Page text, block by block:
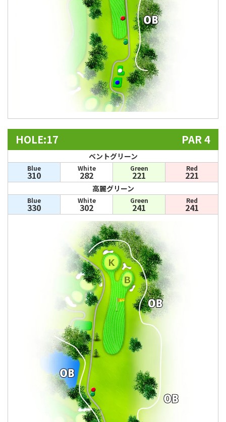
HOLE:17 PAR 4
ベントグリーン
Blue
310
White
282
Green
221
Red
221
高麗グリーン
Blue
330
White
302
Green
241
Red
241